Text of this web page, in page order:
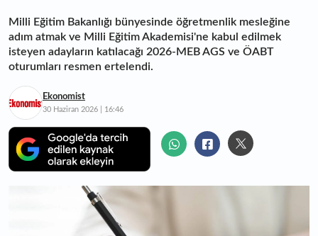
Milli Eğitim Bakanlığı bünyesinde öğretmenlik mesleğine
adım atmak ve Milli Eğitim Akademisi'ne kabul edilmek
isteyen adayların katılacağı 2026-MEB AGS ve ÖABT
oturumları resmen ertelendi.
Ekonomist
30 Haziran 2026 | 16:46